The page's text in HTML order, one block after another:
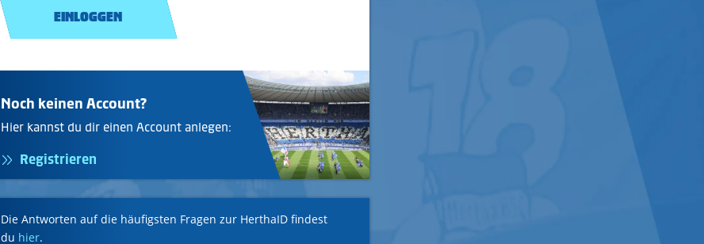
EINLOGGEN
Noch keinen Account?
Hier kannst du dir einen Account anlegen:
Registrieren
Die Antworten auf die häufigsten Fragen zur HerthaID findest
du hier.